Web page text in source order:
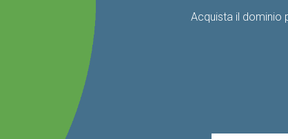
Acquista il dominio